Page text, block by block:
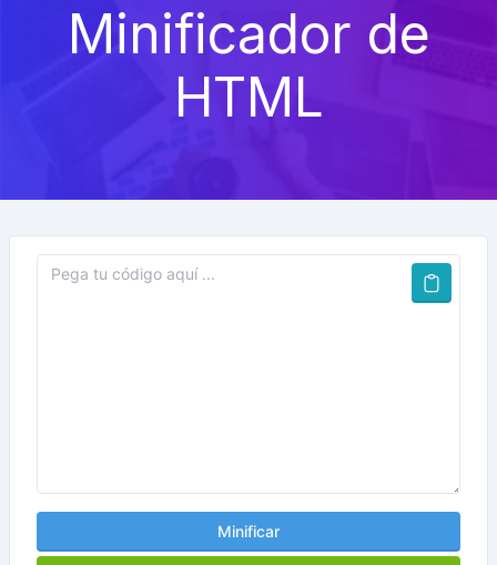
Minificador de
HTML
Minificar